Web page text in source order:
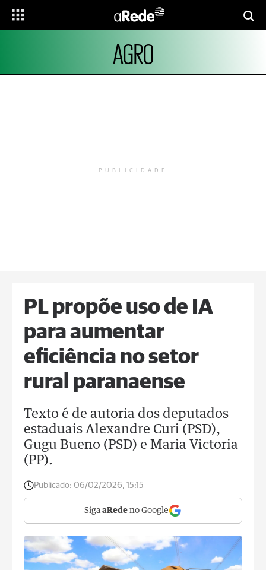
AGRO
PUBLICIDADE
PL propõe uso de IA
para aumentar
eficiência no setor
rural paranaense
Texto é de autoria dos deputados
estaduais Alexandre Curi (PSD),
Gugu Bueno (PSD) e Maria Victoria
(PP).
Publicado: 06/02/2026, 15:15
Siga aRede no Google